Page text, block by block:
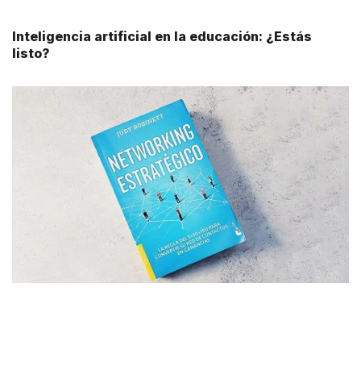
Inteligencia artificial en la educación: ¿Estás
listo?